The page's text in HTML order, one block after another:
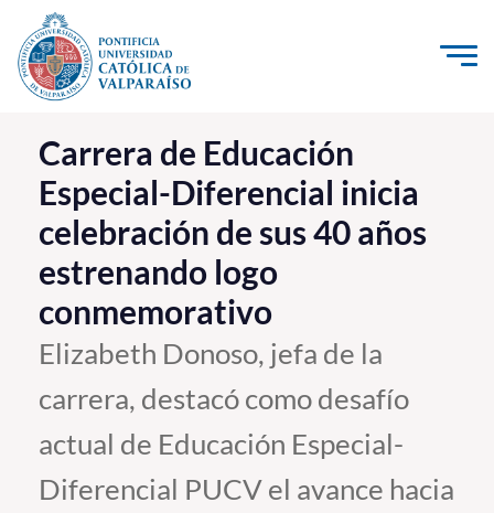
Click acá para ir directamente al contenido
La Universidad
Investigación, Creación e Innovación
PUCV Internacional
Vinculación con el Medio
Admisión
Pregrado
Postgrado
Formación Continua
Carrera de Educación
Especial-Diferencial inicia
celebración de sus 40 años
estrenando logo
conmemorativo
Elizabeth Donoso, jefa de la
carrera, destacó como desafío
actual de Educación Especial-
Diferencial PUCV el avance hacia